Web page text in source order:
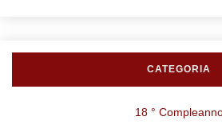
CATEGORIA
18 °